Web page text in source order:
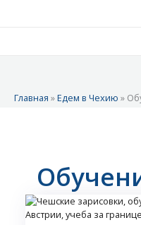
Главная »Едем в Чехию »